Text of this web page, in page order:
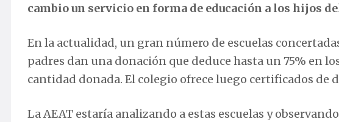
cambio un servicio en forma de educación a los hijos
En la actualidad, un gran número de escuelas
padres dan una donación que deduce hasta un 75% en
cantidad donada. El colegio ofrece luego certificados de
La AEAT estaría analizando a estas escuelas y